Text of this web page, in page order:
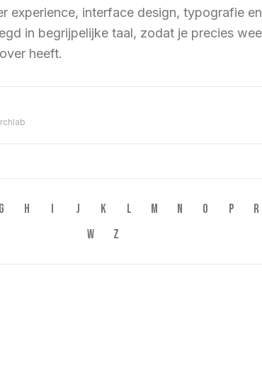
experience, interface design, typografie en
in begrijpelijke taal, zodat je precies
heeft.
G H I J K L M N O P R
W
Z